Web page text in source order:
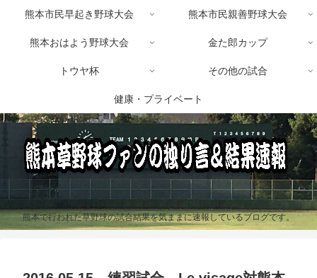
熊本で行われた草野球の試合結果を気ままに速報しているブログです。
熊本市民早起き野球大会 熊本市民親善野球大会
熊本おはよう野球大会 金た郎カップ
トウヤ杯 その他の試合
健康・プライベート